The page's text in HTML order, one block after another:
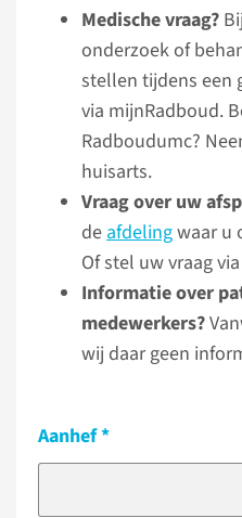
Medische vraag?
onderzoek of
stellen tijdens een
via mijnRadboud.
Radboudumc?
huisarts.
Vraag over uw
deafdelingwaar u
Of stel uw vraag via
Informatie over
medewerkers?
wij daar geen
Aanhef